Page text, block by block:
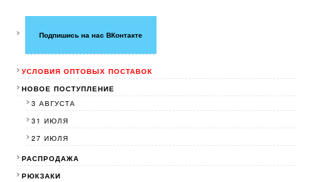
Подпишись на нас ВКонтакте
УСЛОВИЯ ОПТОВЫХ ПОСТАВОК
НОВОЕ ПОСТУПЛЕНИЕ
3 АВГУСТА
31 ИЮЛЯ
27 ИЮЛЯ
РАСПРОДАЖА
РЮКЗАКИ